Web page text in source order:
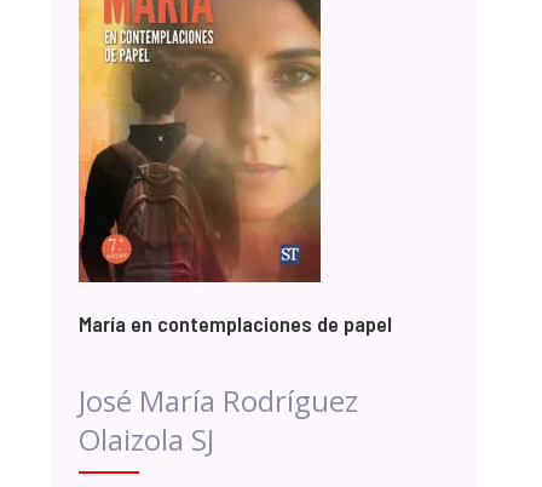
María en contemplaciones de papel
José María Rodríguez
Olaizola SJ